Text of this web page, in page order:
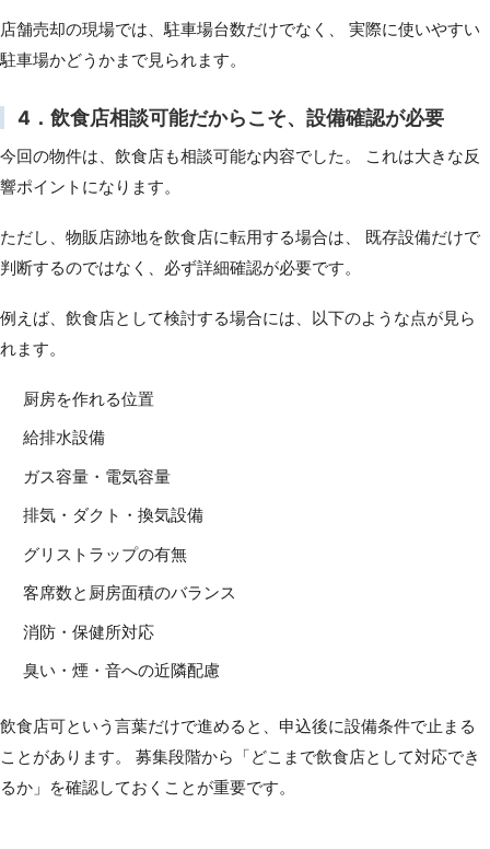
店舗売却の現場では、駐車場台数だけでなく、 実際に使いやすい
駐車場かどうかまで見られます。
4．飲食店相談可能だからこそ、設備確認が必要
今回の物件は、飲食店も相談可能な内容でした。 これは大きな反
響ポイントになります。
ただし、物販店跡地を飲食店に転用する場合は、 既存設備だけで
判断するのではなく、必ず詳細確認が必要です。
例えば、飲食店として検討する場合には、以下のような点が見ら
れます。
厨房を作れる位置
給排水設備
ガス容量・電気容量
排気・ダクト・換気設備
グリストラップの有無
客席数と厨房面積のバランス
消防・保健所対応
臭い・煙・音への近隣配慮
飲食店可という言葉だけで進めると、申込後に設備条件で止まる
ことがあります。 募集段階から「どこまで飲食店として対応でき
るか」を確認しておくことが重要です。